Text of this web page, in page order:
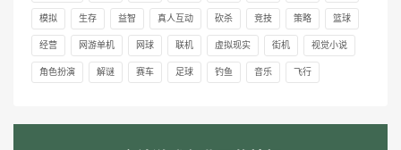
模拟 生存 益智 真人互动 砍杀 竞技 策略 篮球
经营 网游单机 网球 联机 虚拟现实 街机 视觉小说
角色扮演 解谜 赛车 足球 钓鱼 音乐 飞行